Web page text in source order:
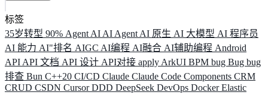
标签
35岁转型 90% Agent AI AI Agent AI 原生 AI 大模型 AI 程序员
AI 能力 AI"排名 AIGC AI编程 AI融合 AI辅助编程 Android
API API 文档 API 设计 API对接 apply ArkUI BPM bug Bug bug
排查 Bun C++20 CI/CD Claude Claude Code Components CRM
CRUD CSDN CursorDDD DeepSeek DevOps DockerElastic